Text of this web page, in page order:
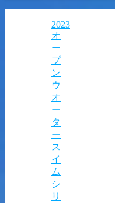
2023
オ
ー
プ
ン
ウ
オ
ー
タ
ー
ス
イ
ム
シ
リ